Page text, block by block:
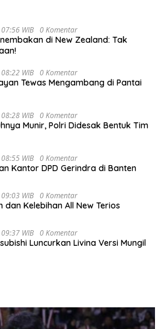
WIB 0 Komentar
di New Zealand: Tak
WIB 0 Komentar
Tewas Mengambang di Pantai
WIB 0 Komentar
Munir, Polri Didesak Bentuk Tim
WIB 0 Komentar
Kantor DPD Gerindra di Banten
WIB 0 Komentar
dan Kelebihan All New Terios
WIB 0 Komentar
Luncurkan Livina Versi Mungil